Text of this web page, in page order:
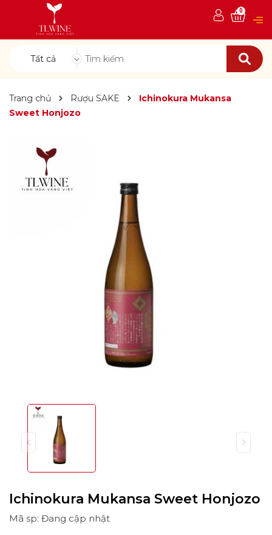
Tất cả
0
Trang chủ Rượu SAKE
Ichinokura Mukansa
Sweet Honjozo
Ichinokura Mukansa Sweet Honjozo
Mã sp: Đang cập nhật